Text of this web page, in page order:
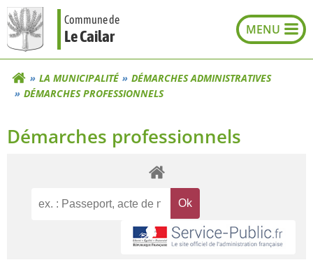
Aller
au
contenu
Commune de
Le Cailar
LA MUNICIPALITÉ
DÉMARCHES ADMINISTRATIVES
DÉMARCHES PROFESSIONNELS
Démarches professionnels